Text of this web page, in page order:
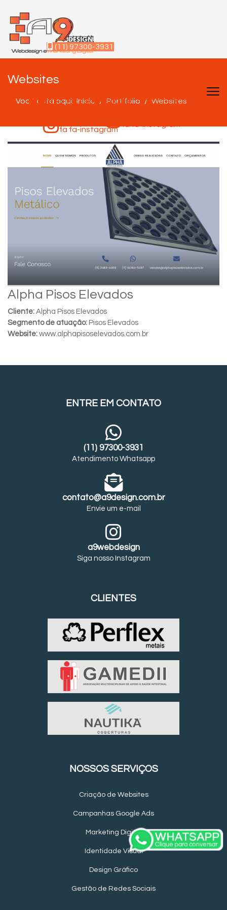
(11) 97300-3931
fa fa-facebook-square
fa fa-instagram
fa fa-facebook-square
Websites
Você está aqui: Início Portifólio Websites
Alpha Pisos Elevados
Cliente: Alpha Pisos Elevados
Segmento de atuação: Pisos Elevados
Website: www.alphapisoselevados.com.br
ENTRE EM CONTATO
(11) 97300-3931
Atendimento Whatsapp
contato@a9design.com.br
Envie um e-mail
a9webdesign
Siga nosso Instagram
CLIENTES
NOSSOS SERVIÇOS
Criação de Websites
Campanhas Google Ads
Marketing Digital
Identidade Visual
Design Gráfico
Gestão de Redes Sociais